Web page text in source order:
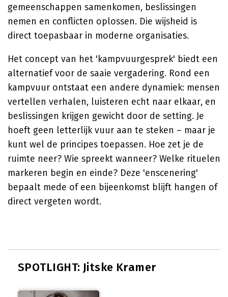
gemeenschappen samenkomen, beslissingen
nemen en conflicten oplossen. Die wijsheid is
direct toepasbaar in moderne organisaties.
Het concept van het 'kampvuurgesprek' biedt een
alternatief voor de saaie vergadering. Rond een
kampvuur ontstaat een andere dynamiek: mensen
vertellen verhalen, luisteren echt naar elkaar, en
beslissingen krijgen gewicht door de setting. Je
hoeft geen letterlijk vuur aan te steken – maar je
kunt wel de principes toepassen. Hoe zet je de
ruimte neer? Wie spreekt wanneer? Welke rituelen
markeren begin en einde? Deze 'enscenering'
bepaalt mede of een bijeenkomst blijft hangen of
direct vergeten wordt.
SPOTLIGHT: Jitske Kramer